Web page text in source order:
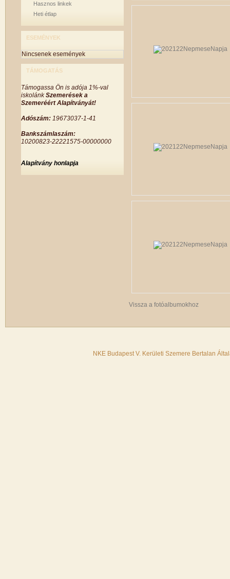
Hasznos linkek
Heti étlap
ESEMÉNYEK
Nincsenek események
TÁMOGATÁS
Támogassa Ön is adója 1%-val
iskolánkSzemerések a
Szemeréért Alapítványát!
Adószám: 19673037-1-41
Bankszámlaszám:
10200823-22221575-00000000
Alapítvány honlapja
Vissza a fotóalbumokhoz
NKE Budapest V. Kerületi Szemere Bertalan